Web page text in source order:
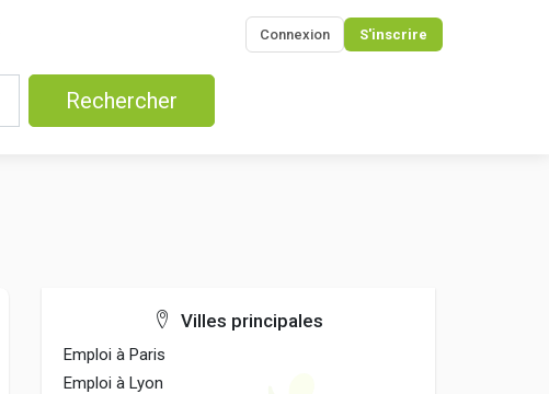
Connexion S'inscrire
Rechercher
Villes principales
Emploi à Paris
Emploi à Lyon